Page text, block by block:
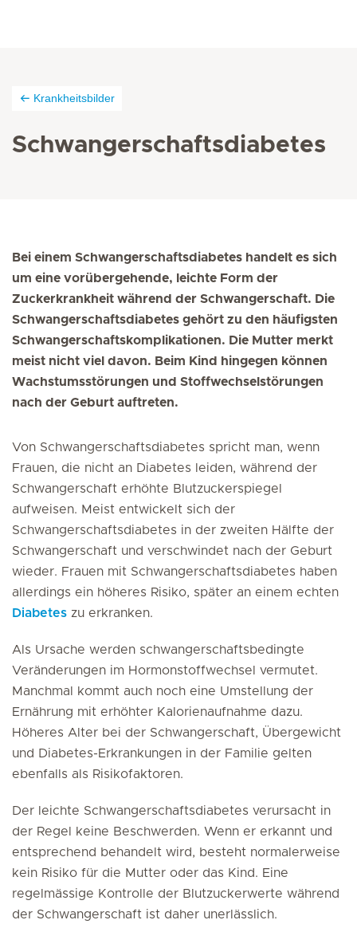
Krankheitsbilder
Schwangerschaftsdiabetes
Bei einem Schwangerschaftsdiabetes handelt es sich
um eine vorübergehende, leichte Form der
Zuckerkrankheit während der Schwangerschaft. Die
Schwangerschaftsdiabetes gehört zu den häufigsten
Schwangerschaftskomplikationen. Die Mutter merkt
meist nicht viel davon. Beim Kind hingegen können
Wachstumsstörungen und Stoffwechselstörungen
nach der Geburt auftreten.
Von Schwangerschaftsdiabetes spricht man, wenn
Frauen, die nicht an Diabetes leiden, während der
Schwangerschaft erhöhte Blutzuckerspiegel
aufweisen. Meist entwickelt sich der
Schwangerschaftsdiabetes in der zweiten Hälfte der
Schwangerschaft und verschwindet nach der Geburt
wieder. Frauen mit Schwangerschaftsdiabetes haben
allerdings ein höheres Risiko, später an einem echten
Diabetes zu erkranken.
Als Ursache werden schwangerschaftsbedingte
Veränderungen im Hormonstoffwechsel vermutet.
Manchmal kommt auch noch eine Umstellung der
Ernährung mit erhöhter Kalorienaufnahme dazu.
Höheres Alter bei der Schwangerschaft, Übergewicht
und Diabetes-Erkrankungen in der Familie gelten
ebenfalls als Risikofaktoren.
Der leichte Schwangerschaftsdiabetes verursacht in
der Regel keine Beschwerden. Wenn er erkannt und
entsprechend behandelt wird, besteht normalerweise
kein Risiko für die Mutter oder das Kind. Eine
regelmässige Kontrolle der Blutzuckerwerte während
der Schwangerschaft ist daher unerlässlich.